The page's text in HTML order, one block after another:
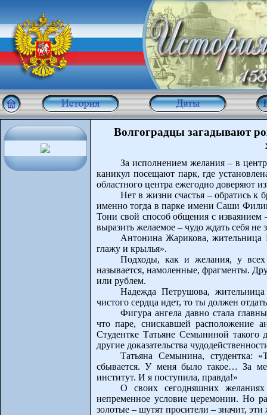
Волгоградцы загадывают
За исполнением желания – в
каникул посещают парк, где
областного центра ежегодно доверяют
Нет в жизни счастья – обратись к
именно тогда в парке имени Саши
Тони свой способ общения с изваянием
выразить желаемое – чудо ждать себя не
Антонина Жарикова, жительница
глажу и крылья».
Подходы, как и желания, у всех
называется, намоленные, фрагменты.
или рублем.
Надежда Петрушова,
чистого сердца идет, то ты должен
Фигура ангела давно стала
что паре, снискавшей расположение
Студентке Татьяне Семыниной такого
другие доказательства
Татьяна Семынина, студентка:
сбывается. У меня было такое… За
институт. И я поступила, правда!»
О своих сегодняшних
непременное условие церемонии. Но
золотые – шутят просители – значит,